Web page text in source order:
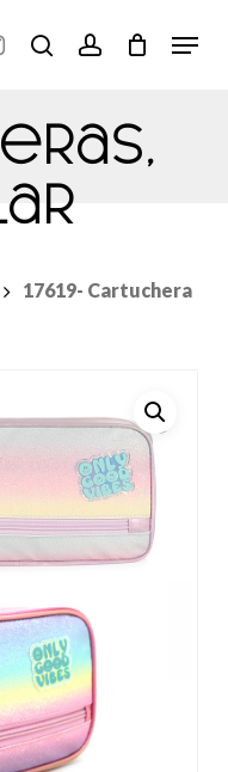
search accountMenu
17619- Cartuchera
,